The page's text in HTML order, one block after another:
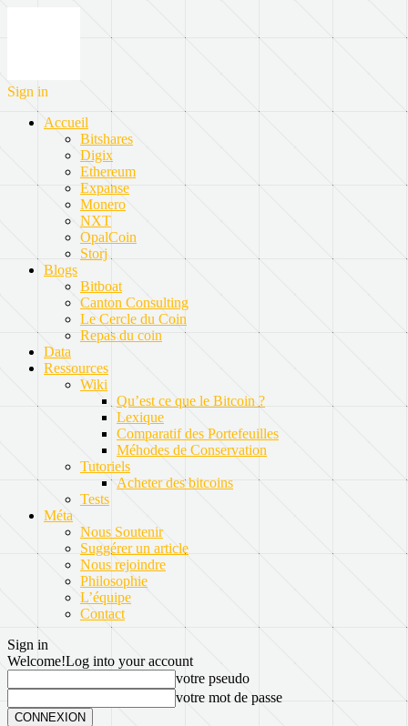
Sign in
Accueil
Bitshares
Digix
Ethereum
Expanse
Monero
NXT
OpalCoin
Storj
Blogs
Bitboat
Canton Consulting
Le Cercle du Coin
Repas du coin
Data
Ressources
Wiki
Qu’est ce que le Bitcoin ?
Lexique
Comparatif des Portefeuilles
Méhodes de Conservation
Tutoriels
Acheter des bitcoins
Tests
Méta
Nous Soutenir
Suggérer un article
Nous rejoindre
Philosophie
L’équipe
Contact
Sign in
Welcome!Log into your account
votre pseudo
votre mot de passe